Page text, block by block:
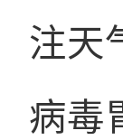
注天
病毒